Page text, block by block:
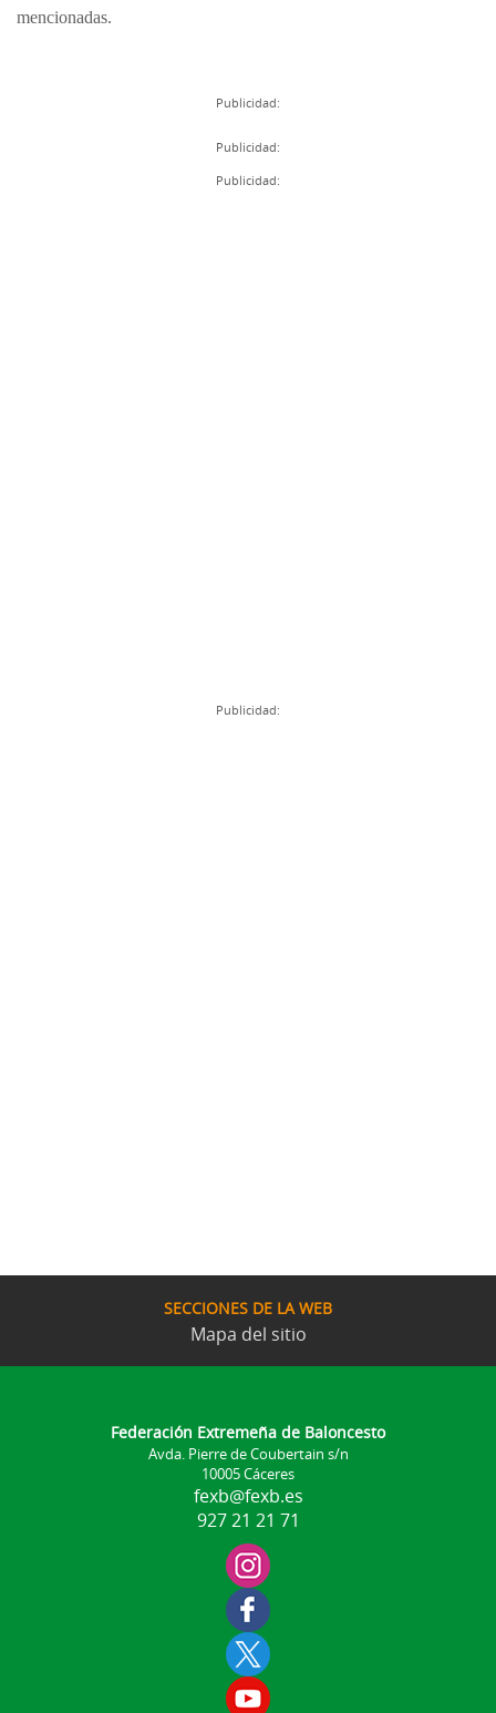
mencionadas.
Publicidad:
Publicidad:
Publicidad:
Publicidad:
SECCIONES DE LA WEB
Mapa del sitio
Federación Extremeña de Baloncesto
Avda. Pierre de Coubertain s/n
10005 Cáceres
fexb@fexb.es
927 21 21 71